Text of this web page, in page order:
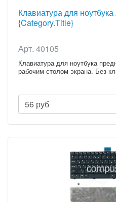
Клавиатура для
{Category.Title}
Арт. 40105
Клавиатура для ноутбука
рабочим столом экрана. Без
56 руб